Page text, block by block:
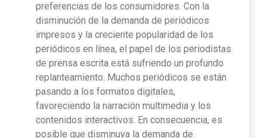
preferencias de los consumidores. Con la
disminución de la demanda de periódicos
impresos y la creciente popularidad de los
periódicos en línea, el papel de los periodistas
de prensa escrita está sufriendo un profundo
replanteamiento. Muchos periódicos se están
pasando a los formatos digitales,
favoreciendo la narración multimedia y los
contenidos interactivos. En consecuencia, es
posible que disminuya la demanda de